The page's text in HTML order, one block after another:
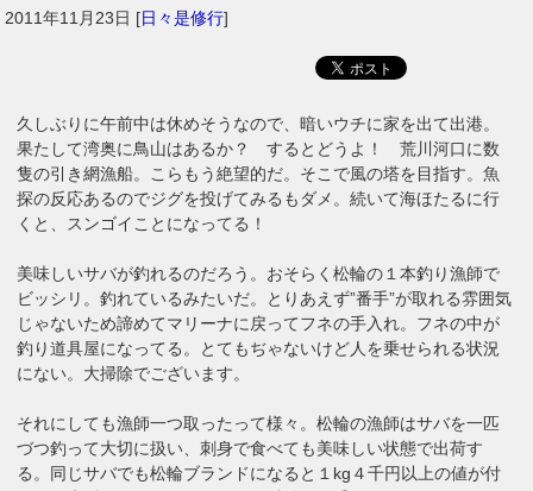
2011年11月23日 [日々是修行]
久しぶりに午前中は休めそうなので、暗いウチに家を出て出港。
果たして湾奥に鳥山はあるか？ するとどうよ！ 荒川河口に数
隻の引き網漁船。こらもう絶望的だ。そこで風の塔を目指す。魚
探の反応あるのでジグを投げてみるもダメ。続いて海ほたるに行
くと、スンゴイことになってる！
美味しいサバが釣れるのだろう。おそらく松輪の１本釣り漁師で
ビッシリ。釣れているみたいだ。とりあえず”番手”が取れる雰囲気
じゃないため諦めてマリーナに戻ってフネの手入れ。フネの中が
釣り道具屋になってる。とてもぢゃないけど人を乗せられる状況
にない。大掃除でございます。
それにしても漁師一つ取ったって様々。松輪の漁師はサバを一匹
づつ釣って大切に扱い、刺身で食べても美味しい状態で出荷す
る。同じサバでも松輪ブランドになると１kg４千円以上の値が付